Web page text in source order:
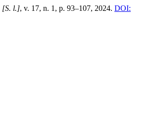
[S. l.], v. 17, n. 1, p. 93–107, 2024. DOI: